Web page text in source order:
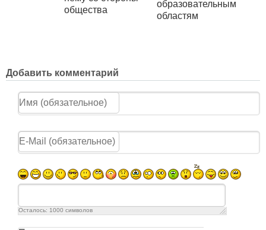
общества
образовательным
областям
Добавить комментарий
Осталось: 1000 символов